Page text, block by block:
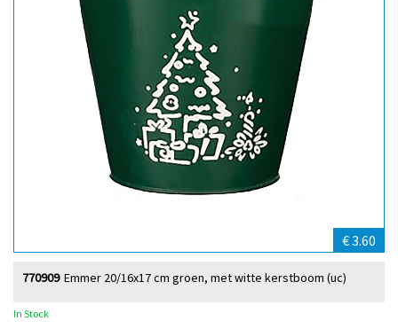
€ 3.60
Emmer 20/16x17 cm groen, met witte kerstboom (uc)
770909
In Stock